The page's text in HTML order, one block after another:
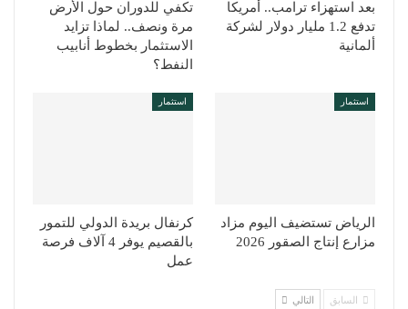
بعد استهزاء ترامب.. أمريكا
تدفع 1.2 مليار دولار لشركة
ألمانية
تكفي للدوران حول الأرض
مرة ونصف.. لماذا تزايد
الاستثمار بخطوط أنابيب
النفط؟
استثمار
الرياض تستضيف اليوم مزاد
مزارع إنتاج الصقور 2026
استثمار
كرنفال بريدة الدولي للتمور
بالقصيم يوفر 4 آلاف فرصة
عمل
السابق التالي